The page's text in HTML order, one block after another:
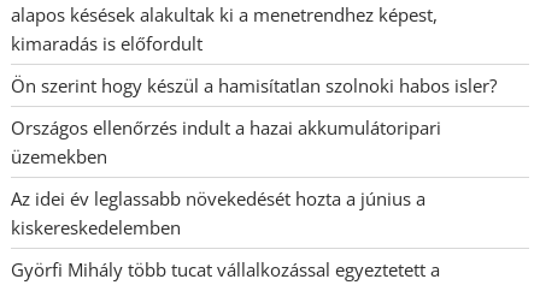
alapos késések alakultak ki a menetrendhez képest,
kimaradás is előfordult
Ön szerint hogy készül a hamisítatlan szolnoki habos isler?
Országos ellenőrzés indult a hazai akkumulátoripari
üzemekben
Az idei év leglassabb növekedését hozta a június a
kiskereskedelemben
Györfi Mihály több tucat vállalkozással egyeztetett a